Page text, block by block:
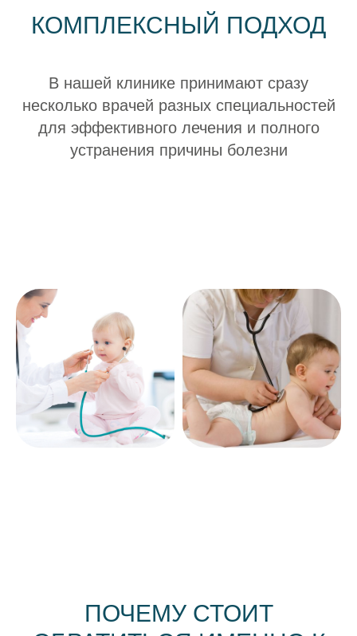
КОМПЛЕКСНЫЙ ПОДХОД
В нашей клинике принимают сразу
несколько врачей разных специальностей
для эффективного лечения и полного
устранения причины болезни
ПОЧЕМУ СТОИТ